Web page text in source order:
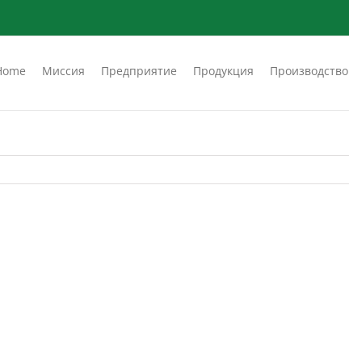
Миссия Предприятие Продукция Производство